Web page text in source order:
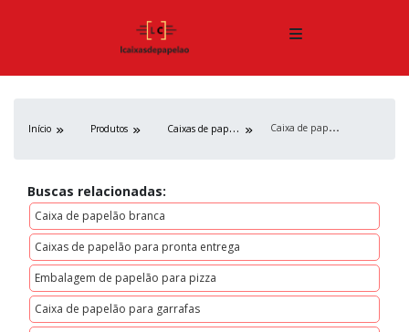
Início Produtos C
aixas de papelão C
aixa de papelão para salgados
Buscas relacionadas:
Caixa de papelão branca
Caixas de papelão para pronta entrega
Embalagem de papelão para pizza
Caixa de papelão para garrafas